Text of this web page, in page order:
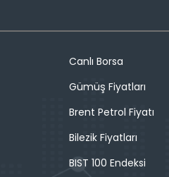
Canlı Borsa
Gümüş Fiyatları
Brent Petrol Fiyatı
Bilezik Fiyatları
BIST 100 Endeksi